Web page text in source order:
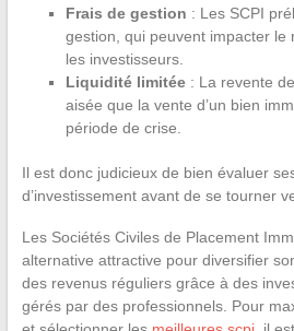
Frais de gestion : Les SCPI
gestion, qui peuvent impacter le
les investisseurs.
Liquidité limitée: La revente
aisée que la vente d’un bien
période de crise.
Il est donc judicieux de bien évaluer
d’investissement avant de se tourner
Les Sociétés Civiles de Placement
alternative attractive pour diversifier
des revenus réguliers grâce à des
gérés par des professionnels. Pour